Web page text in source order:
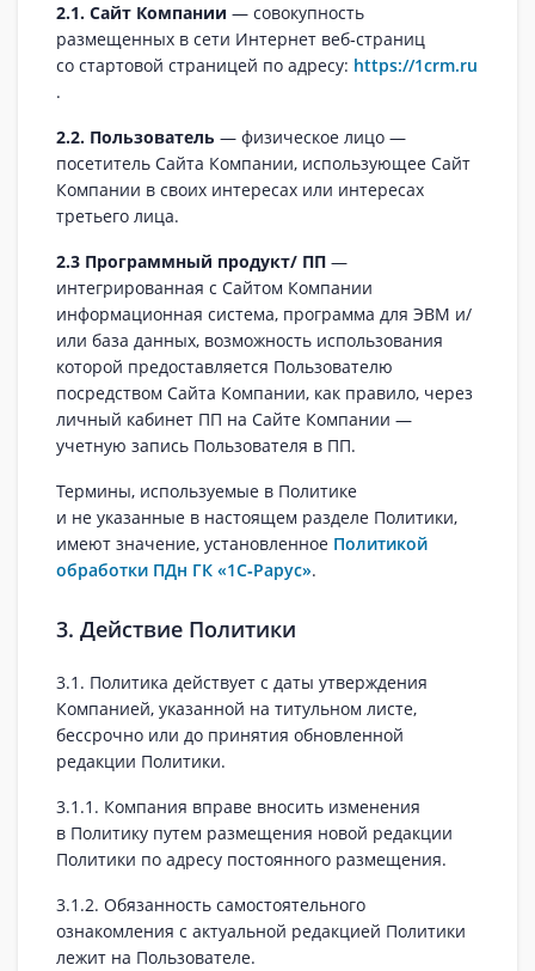
2.1. Сайт Компании — совокупность
размещенных в сети Интернет веб‑страниц
со стартовой страницей по адресу: https://1crm.ru
.
2.2. Пользователь — физическое лицо —
посетитель Сайта Компании, использующее Сайт
Компании в своих интересах или интересах
третьего лица.
2.3 Программный продукт/ ПП —
интегрированная с Сайтом Компании
информационная система, программа для ЭВМ и/
или база данных, возможность использования
которой предоставляется Пользователю
посредством Сайта Компании, как правило, через
личный кабинет ПП на Сайте Компании —
учетную запись Пользователя в ПП.
Термины, используемые в Политике
и не указанные в настоящем разделе Политики,
имеют значение, установленное Политикой
обработки ПДн ГК «1С‑Рарус».
3. Действие Политики
3.1. Политика действует с даты утверждения
Компанией, указанной на титульном листе,
бессрочно или до принятия обновленной
редакции Политики.
3.1.1. Компания вправе вносить изменения
в Политику путем размещения новой редакции
Политики по адресу постоянного размещения.
3.1.2. Обязанность самостоятельного
ознакомления с актуальной редакцией Политики
лежит на Пользователе.